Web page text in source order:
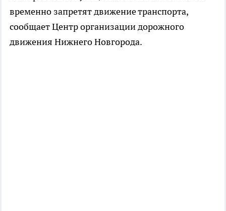
временно запретят движение транспорта,
сообщает Центр организации дорожного
движения Нижнего Новгорода.